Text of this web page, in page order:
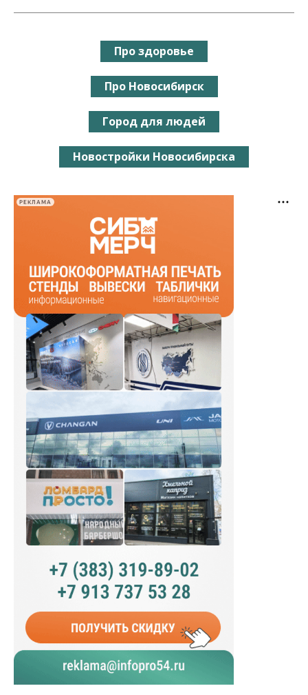
Про здоровье
Про Новосибирск
Город для людей
Новостройки Новосибирска
РЕКЛАМА